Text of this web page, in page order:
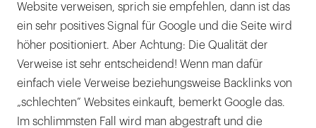
Website verweisen, sprich sie empfehlen, dann ist das
ein sehr positives Signal für Google und die Seite wird
höher positioniert. Aber Achtung: Die Qualität der
Verweise ist sehr entscheidend! Wenn man dafür
einfach viele Verweise beziehungsweise Backlinks von
„schlechten” Websites einkauft, bemerkt Google das.
Im schlimmsten Fall wird man abgestraft und die